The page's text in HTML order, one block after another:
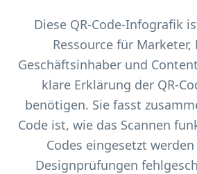
Diese QR-Code-Infografik
Ressource für Marketer,
Geschäftsinhaber und
klare Erklärung der QR-
benötigen. Sie fasst
Code ist, wie das Scannen
Codes eingesetzt
Designprüfungen